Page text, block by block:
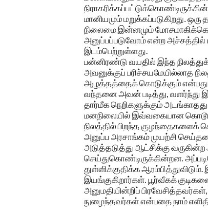
மானியமும் மறுக்கப்படுகிறது.
நிலைமை இன்னமும்
அனுப்பப்படுவோம் என்ற
இடம்பெற்றுள்ளது.
பன்னிரண்டு வயதில் இந்த
அவனுக்குப் பரிச்சயமேயில்லாத
அழுத்தத்தைக் கொடுக்கும் என்பது
வந்தனை அவன் படித்து, வளர்ந்து
தார்மீக நெறிகளுக்கும்
மனநிலையில் இவ்வகையான
நிலத்தில் பிறந்த குழந்தைகளைக்
அனுப்ப அரசாங்கம் முயற்சி
அடுத்தடுத்து ஆட்சிக்கு
செய்துகொண்டிருக்கின்றன.
துள்ளிக்குதிக்க
இயங்குகிறார்கள். பூர்வீகக்
அனுமதியின்றிப்
நுழைந்தவர்கள் என்பதை நாம்